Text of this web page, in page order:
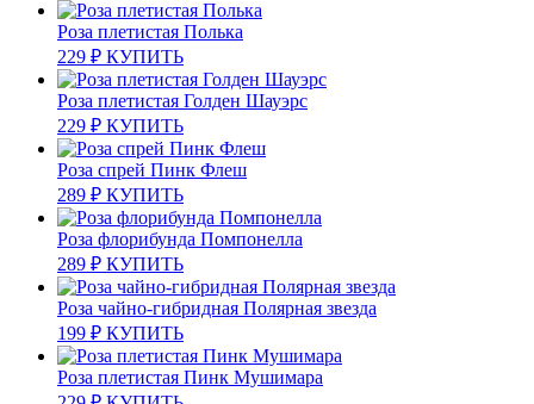
Роза плетистая Полька
229 ₽ КУПИТЬ
Роза плетистая Голден Шауэрс
229 ₽ КУПИТЬ
Роза спрей Пинк Флеш
289 ₽ КУПИТЬ
Роза флорибунда Помпонелла
289 ₽ КУПИТЬ
Роза чайно-гибридная Полярная звезда
199 ₽ КУПИТЬ
Роза плетистая Пинк Мушимара